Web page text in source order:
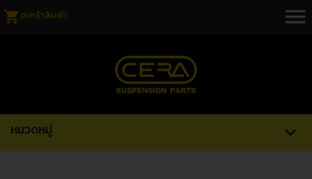
shopping_cart ตะกร้าสินค้า menu
หมวดหมู่ expand_more